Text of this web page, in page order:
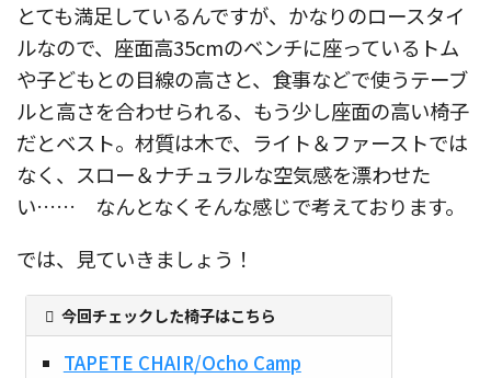
とても満足しているんですが、かなりのロースタイ
ルなので、座面高35cmのベンチに座っているトム
や子どもとの目線の高さと、食事などで使うテーブ
ルと高さを合わせられる、もう少し座面の高い椅子
だとベスト。材質は木で、ライト＆ファーストでは
なく、スロー＆ナチュラルな空気感を漂わせた
い…… なんとなくそんな感じで考えております。
では、見ていきましょう！
今回チェックした椅子はこちら
TAPETE CHAIR/Ocho Camp